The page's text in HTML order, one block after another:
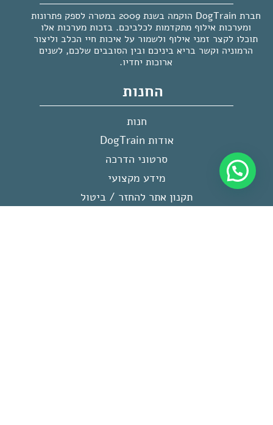
חברת DogTrain הוקמה בשנת 2009 במטרה לספק פתרונות
ומערכות אילוף מתקדמות לכלביכם. בזכות מערכות אלו
תוכלו לקצר זמני אילוף ולשמור על איכות חיי הכלב וליצור
הרמוניה וקשר בריא ביניכם ובין הסובבים שלכם, לשנים
ארוכות יחדיו.
החנות
חנות
אודות DogTrain
סרטוני הדרכה
מידע מקצועי
תקנון אתר להחזר / ביטול